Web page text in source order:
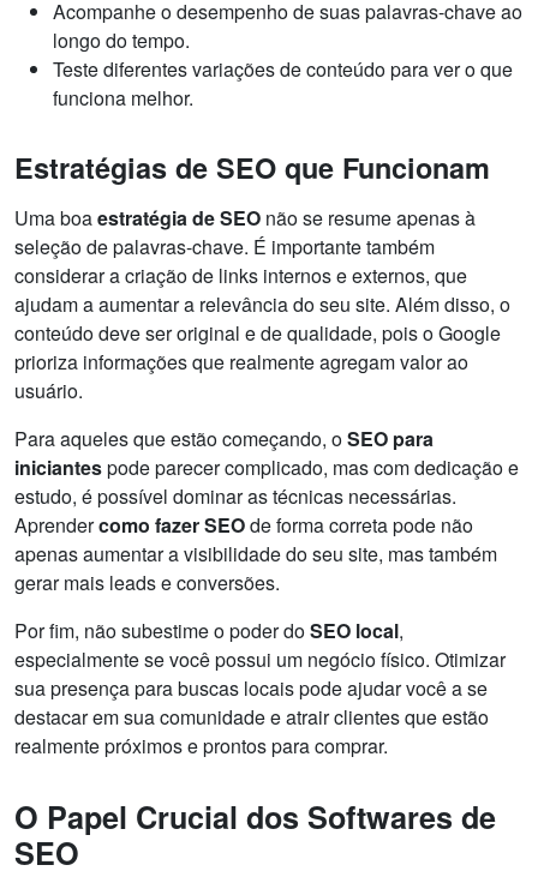
Acompanhe o desempenho de suas palavras-chave ao
longo do tempo.
Teste diferentes variações de conteúdo para ver o que
funciona melhor.
Estratégias de SEO que Funcionam
Uma boaestratégia de SEO não se resume apenas à
seleção de palavras-chave. É importante também
considerar a criação de links internos e externos, que
ajudam a aumentar a relevância do seu site. Além disso, o
conteúdo deve ser original e de qualidade, pois o Google
prioriza informações que realmente agregam valor ao
usuário.
Para aqueles que estão começando, oSEO para
iniciantespode parecer complicado, mas com dedicação e
estudo, é possível dominar as técnicas necessárias.
Aprendercomo fazer SEOde forma correta pode não
apenas aumentar a visibilidade do seu site, mas também
gerar mais leads e conversões.
Por fim, não subestime o poder doSEO local,
especialmente se você possui um negócio físico. Otimizar
sua presença para buscas locais pode ajudar você a se
destacar em sua comunidade e atrair clientes que estão
realmente próximos e prontos para comprar.
O Papel Crucial dos Softwares de
SEO